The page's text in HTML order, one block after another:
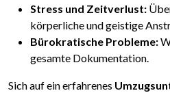
Stress und Zeitverlust:
körperliche und geistige
Bürokratische Probleme:
gesamte Dokumentation.
Sich auf ein erfahrenes